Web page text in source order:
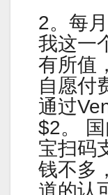
2。每
我这一
有所值
自愿付
通过
$2。
宝扫码
钱不多
道的认